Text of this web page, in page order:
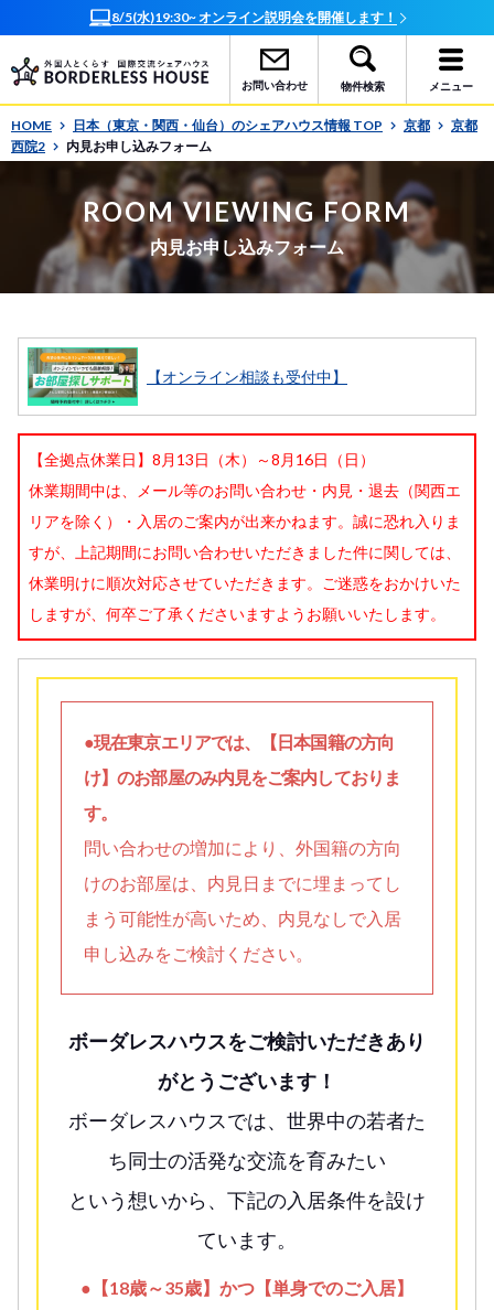
オンライン説明会を開催します！ オンラインで簡
お問い合わせ 物件検索 メニュー
HOME 日本（東京・関西・仙台）のシェアハウス情報 TOP 京都
京都
西院2
内見お申し込みフォーム
ROOM VIEWING FORM
内見お申し込みフォーム
【オンライン相談も受付中】
【全拠点休業日】8月13日（木）～8月16日（日）
休業期間中は、メール等のお問い合わせ・内見・退去（関西エ
リアを除く）・入居のご案内が出来かねます。誠に恐れ入りま
すが、上記期間にお問い合わせいただきました件に関しては、
休業明けに順次対応させていただきます。ご迷惑をおかけいた
しますが、何卒ご了承くださいますようお願いいたします。
●現在東京エリアでは、【日本国籍の方向
け】のお部屋のみ内見をご案内しておりま
す。
問い合わせの増加により、外国籍の方向
けのお部屋は、内見日までに埋まってし
まう可能性が高いため、内見なしで入居
申し込みをご検討ください。
ボーダレスハウスをご検討いただきあり
がとうございます！
ボーダレスハウスでは、世界中の若者た
ち同士の活発な交流を育みたい
という想いから、下記の入居条件を設け
ています。
●【18歳～35歳】かつ【単身でのご入居】